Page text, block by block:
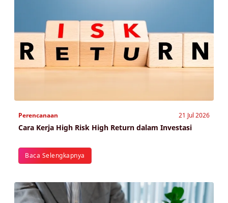
Perencanaan 21 Jul 2026
Cara Kerja High Risk High Return dalam Investasi
Baca Selengkapnya